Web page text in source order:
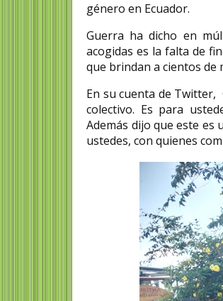
género en Ecuador.
Guerra ha dicho en
acogidas es la falta de
que brindan a cientos de
En su cuenta de Twitter,
colectivo. Es para
Además dijo que este es
ustedes, con quienes